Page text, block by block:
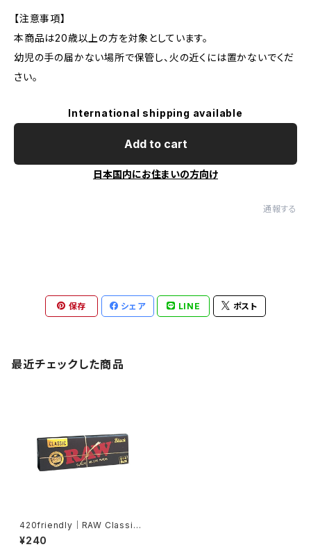
【注意事項】
本商品は20歳以上の方を対象としています。
幼児の手の届かない場所で保管し、火の近くには置かないでくだ
さい。
International shipping available
Add to cart
日本国内にお住まいの方向け
通報する
保存 シェア LINE ポスト
最近チェックした商品
420friendly｜RAW Classic
Black 1¼サイズ ローリングペ
ーパー
¥240